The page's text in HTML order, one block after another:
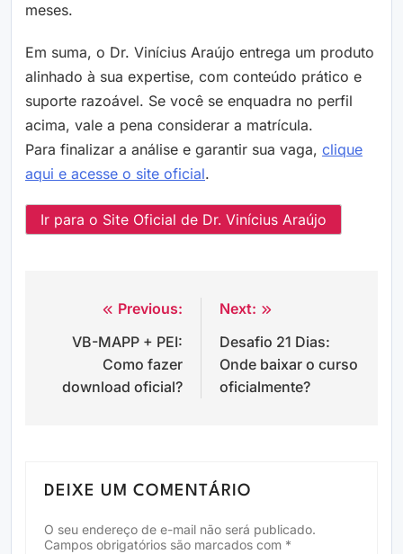
meses.
Em suma, o Dr. Vinícius Araújo entrega um produto
alinhado à sua expertise, com conteúdo prático e
suporte razoável. Se você se enquadra no perfil
acima, vale a pena considerar a matrícula.
Para finalizar a análise e garantir sua vaga, clique
aqui e acesse o site oficial.
Ir para o Site Oficial de Dr. Vinícius Araújo
Navegação
Post
Previous:
VB-MAPP + PEI:
Como fazer
download oficial?
Next:
Desafio 21 Dias:
Onde baixar o curso
oficialmente?
DEIXE UM COMENTÁRIO
O seu endereço de e-mail não será publicado.
Campos obrigatórios são marcados com *